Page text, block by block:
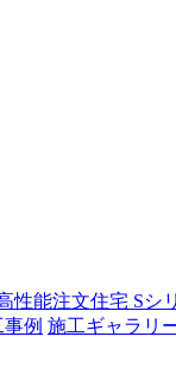
性能注文住宅 Sシ
例 施工ギャラリ